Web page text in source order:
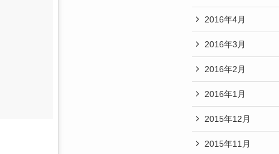
2016年4月
2016年3月
2016年2月
2016年1月
2015年12月
2015年11月